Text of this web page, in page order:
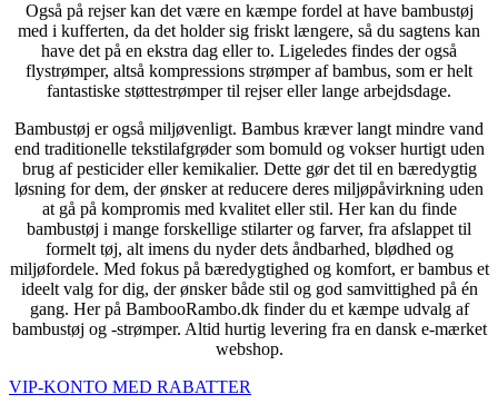
Også på rejser kan det være en kæmpe fordel at have bambustøj
med i kufferten, da det holder sig friskt længere, så du sagtens kan
have det på en ekstra dag eller to. Ligeledes findes der også
flystrømper, altså kompressions strømper af bambus, som er helt
fantastiske støttestrømper til rejser eller lange arbejdsdage.
Bambustøj er også miljøvenligt. Bambus kræver langt mindre vand
end traditionelle tekstilafgrøder som bomuld og vokser hurtigt uden
brug af pesticider eller kemikalier. Dette gør det til en bæredygtig
løsning for dem, der ønsker at reducere deres miljøpåvirkning uden
at gå på kompromis med kvalitet eller stil. Her kan du finde
bambustøj i mange forskellige stilarter og farver, fra afslappet til
formelt tøj, alt imens du nyder dets åndbarhed, blødhed og
miljøfordele. Med fokus på bæredygtighed og komfort, er bambus et
ideelt valg for dig, der ønsker både stil og god samvittighed på én
gang. Her på BambooRambo.dk finder du et kæmpe udvalg af
bambustøj og -strømper. Altid hurtig levering fra en dansk e-mærket
webshop.
VIP-KONTO MED RABATTER